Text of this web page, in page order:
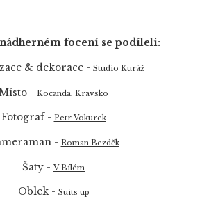
focení se podíleli:
& dekorace - Studio Kuráž
- Kocanda, Kravsko
Fotograf - Petr Vokurek
- Roman Bezděk
Šaty - V Bílém
Oblek - Suits up